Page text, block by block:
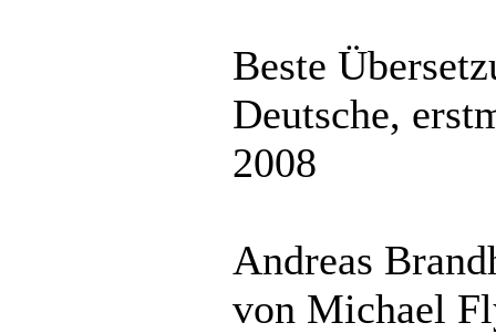
Beste
Deutsche,
2008
Andreas
von Michael